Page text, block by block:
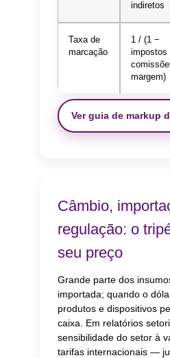
indiretos
Taxa de
marcação
1 / (1 −
impostos
margem)
Ver guia de markup
Câmbio,
regulação: o
seu preço
Grande parte dos
importada; quando o
produtos e dispositivos
caixa. Em relatórios
sensibilidade do setor à
tarifas internacionais —